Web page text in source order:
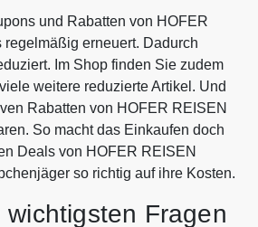
Anspruch auf den Gutschein.
Zuwiderhandlungen werden von
Comvel GmbH gerichtlich verfolgt.
Gutscheine, die nach
Weiterverkauf oder
Vervielfältigung von
Nichtberechtigten genutzt werden,
werden von der Gesellschaft im
Buchungsprozess nicht akzeptiert.
Keine Anwendung auf
abgesagten Reisen besteht kein
und Rabatten von HOFER
regelmäßig erneuert. Dadurch
Im Shop finden Sie zudem
weitere reduzierte Artikel. Und
Rabatten von HOFER REISEN
So macht das Einkaufen doch
Deals von HOFER REISEN
so richtig auf ihre Kosten.
Fragen